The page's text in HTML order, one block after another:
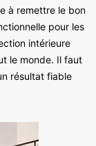
à remettre le bon
pour les
intérieure
le monde. Il faut
résultat fiable